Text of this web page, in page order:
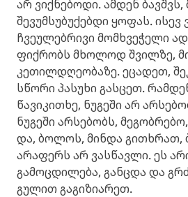
არ ვიქნებოდი. ამდენ
შევუმსუბუქებდი ყოფას.
ჩვეულებრივი მომხვეჭელი
ფიქრობს მხოლოდ შვილზე,
კეთილდღეობაზე. ეცადეთ,
სწორი პასუხი გასცეთ.
წავიკითხე, ნუგეში არ
ნუგეში არსებობს,
და, ბოლოს, მინდა გითხრათ,
არაფერს არ ვასწავლი. ეს
გამოცდილება, განცდა და
გულით გაგიზიარეთ.